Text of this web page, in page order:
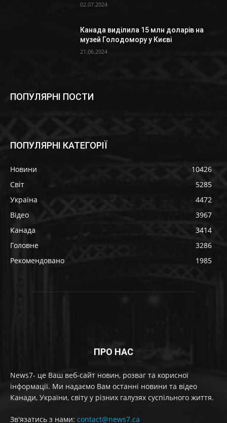
02.07.2024
Канада виділила 15 млн доларів на
музей Голодомору у Києві
21.06.2024
ПОПУЛЯРНІ ПОСТИ
ПОПУЛЯРНІ КАТЕГОРІЇ
Новини
10426
Світ
5285
Україна
4472
Відео
3967
Канада
3414
Головне
3286
Рекомендовано
1985
ПРО НАС
News7- це Ваш веб-сайт новин, розваг та корисної
інформації. Ми надаємо Вам останні новини та відео
Канади, України, світу у різних галузях суспільного життя.
Зв'язатись з нами: contact@news7.ca